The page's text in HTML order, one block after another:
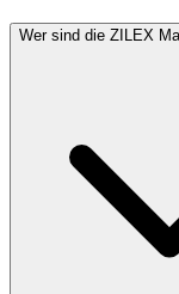
Wer sind die ZILEX